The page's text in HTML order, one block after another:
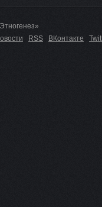
RSS ВКонтакте